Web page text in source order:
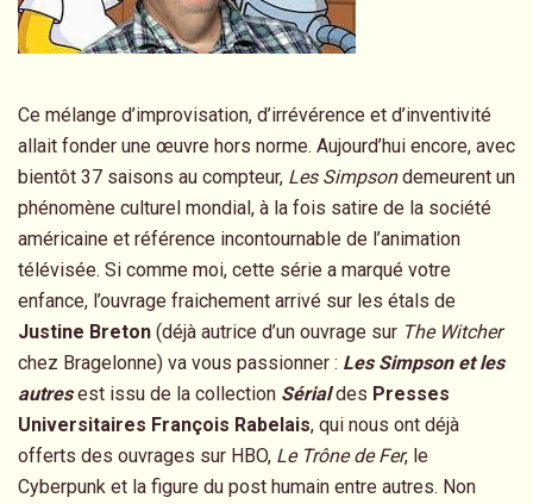
Ce mélange d’improvisation, d’irrévérence et d’inventivité
allait fonder une œuvre hors norme. Aujourd’hui encore, avec
bientôt 37 saisons au compteur, Les Simpsondemeurent un
phénomène culturel mondial, à la fois satire de la société
américaine et référence incontournable de l’animation
télévisée. Si comme moi, cette série a marqué votre
enfance, l’ouvrage fraichement arrivé sur les étals de
Justine Breton (déjà autrice d’un ouvrage sur The Witcher
chez Bragelonne) va vous passionner : Les Simpson et les
autresest issu de la collection Sérialdes Presses
Universitaires François Rabelais, qui nous ont déjà
offerts des ouvrages sur HBO, Le Trône de Fer, le
Cyberpunk et la figure du post humain entre autres. Non